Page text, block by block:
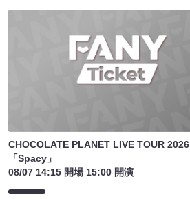
CHOCOLATE PLANET LIVE TOUR 2026
「Spacy」
08/07 14:15 開場 15:00 開演